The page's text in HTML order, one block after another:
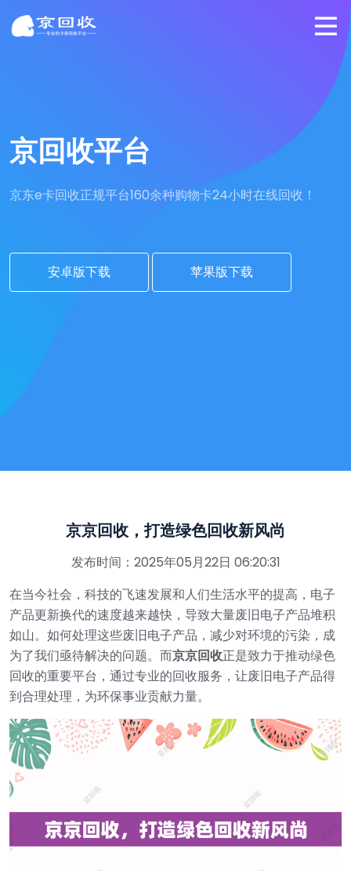
京回收平台
京东e卡回收正规平台160余种购物卡24小时在线回收！
安卓版下载 苹果版下载
京京回收，打造绿色回收新风尚
发布时间：2025年05月22日 06:20:31
在当今社会，科技的飞速发展和人们生活水平的提高，电子
产品更新换代的速度越来越快，导致大量废旧电子产品堆积
如山。如何处理这些废旧电子产品，减少对环境的污染，成
为了我们亟待解决的问题。而京京回收正是致力于推动绿色
回收的重要平台，通过专业的回收服务，让废旧电子产品得
到合理处理，为环保事业贡献力量。